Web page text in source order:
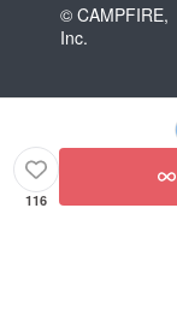
© CAMPFIRE,
Inc.
116